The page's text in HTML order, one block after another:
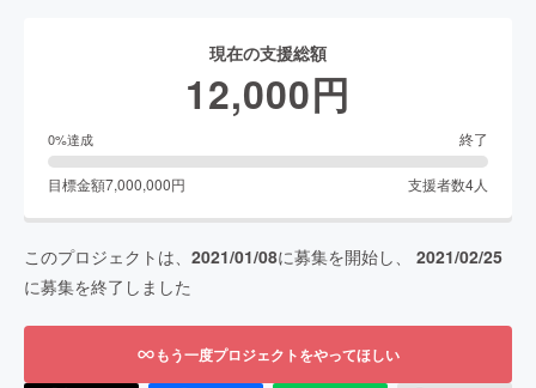
現在の支援総額
12,000円
0%達成 終了
目標金額7,000,000円 支援者数4人
このプロジェクトは、 2021/01/08に募集を開始し、 2021/02/25
に募集を終了しました
もう一度プロジェクトをやってほしい